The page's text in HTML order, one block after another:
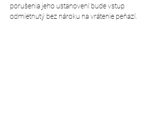
porušenia jeho ustanovení bude vstup
odmietnutý bez nároku na vrátenie peňazí.